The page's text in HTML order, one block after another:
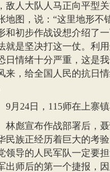
敌人大队人马正向平型
地图，说：“这里地形不
和初步作战设想介绍了
就是坚决打这一仗。利
日情绪十分严重，这是
来，给全国人民的抗日
9月24日，115师在上寨
林彪宣布作战部署后，
民族正经历着巨大的考
领导的人民军队一定要
出师后的第一个捷报，